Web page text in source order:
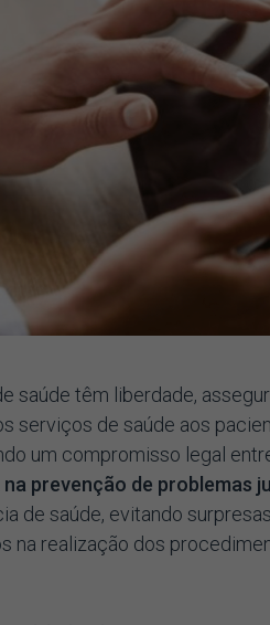
saúde têm liberdade,
serviços de saúde aos
um compromisso legal
na prevenção de problemas
de saúde, evitando
na realização dos